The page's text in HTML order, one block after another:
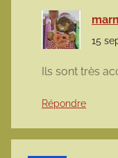
15
Ils sont très
Répondre